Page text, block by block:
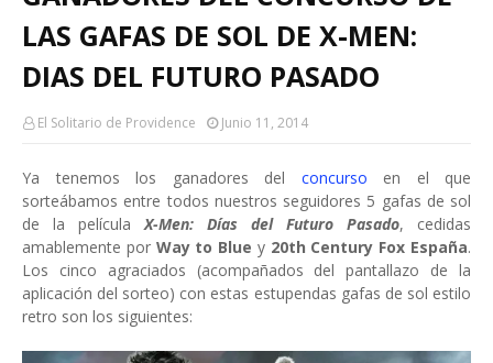
LAS GAFAS DE SOL DE X-MEN:
DIAS DEL FUTURO PASADO
El Solitario de Providence Junio 11, 2014
Ya tenemos los ganadores del concurso en el que
sorteábamos entre todos nuestros seguidores 5 gafas de sol
de la películaX-Men: Días del Futuro Pasado, cedidas
amablemente por Way to Blue y 20th Century Fox España.
Los cinco agraciados (acompañados del pantallazo de la
aplicación del sorteo) con estas estupendas gafas de sol estilo
retro son los siguientes: